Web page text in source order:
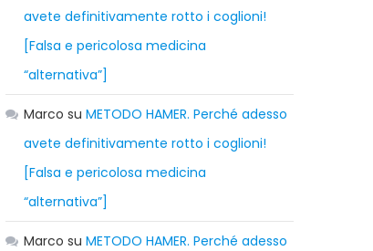
avete definitivamente rotto i coglioni!
[Falsa e pericolosa medicina
“alternativa”]
Marco suMETODO HAMER. Perché adesso
avete definitivamente rotto i coglioni!
[Falsa e pericolosa medicina
“alternativa”]
Marco suMETODO HAMER. Perché adesso